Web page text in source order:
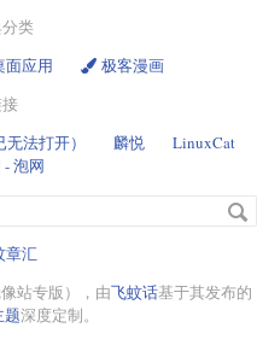
类
应用
极客漫画
法打开） 麟悦
LinuxCat
泡网
章汇
站专版），由飞蚊话基于其发布的
深度定制。